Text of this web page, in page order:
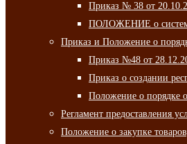
Приказ № 38 от
ПОЛОЖЕНИЕ о
Приказ и Положение о
Приказ №48 от
Приказ о создании
Положение о порядке
Регламент
Положение о закупке